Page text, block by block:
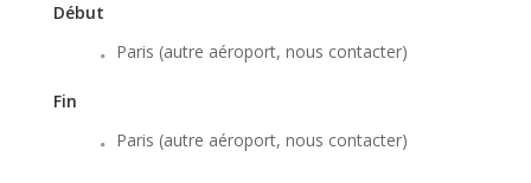
Début
Paris (autre aéroport, nous contacter)
Fin
Paris (autre aéroport, nous contacter)